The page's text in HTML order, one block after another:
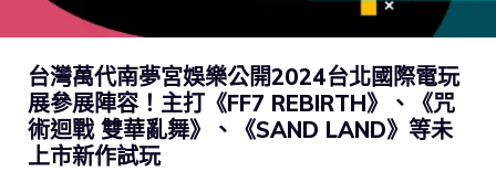
台灣萬代南夢宮娛樂公開2024台北國際電玩
展參展陣容！主打《FF7 REBIRTH》、《咒
術迴戰 雙華亂舞》、《SAND LAND》等未
上市新作試玩